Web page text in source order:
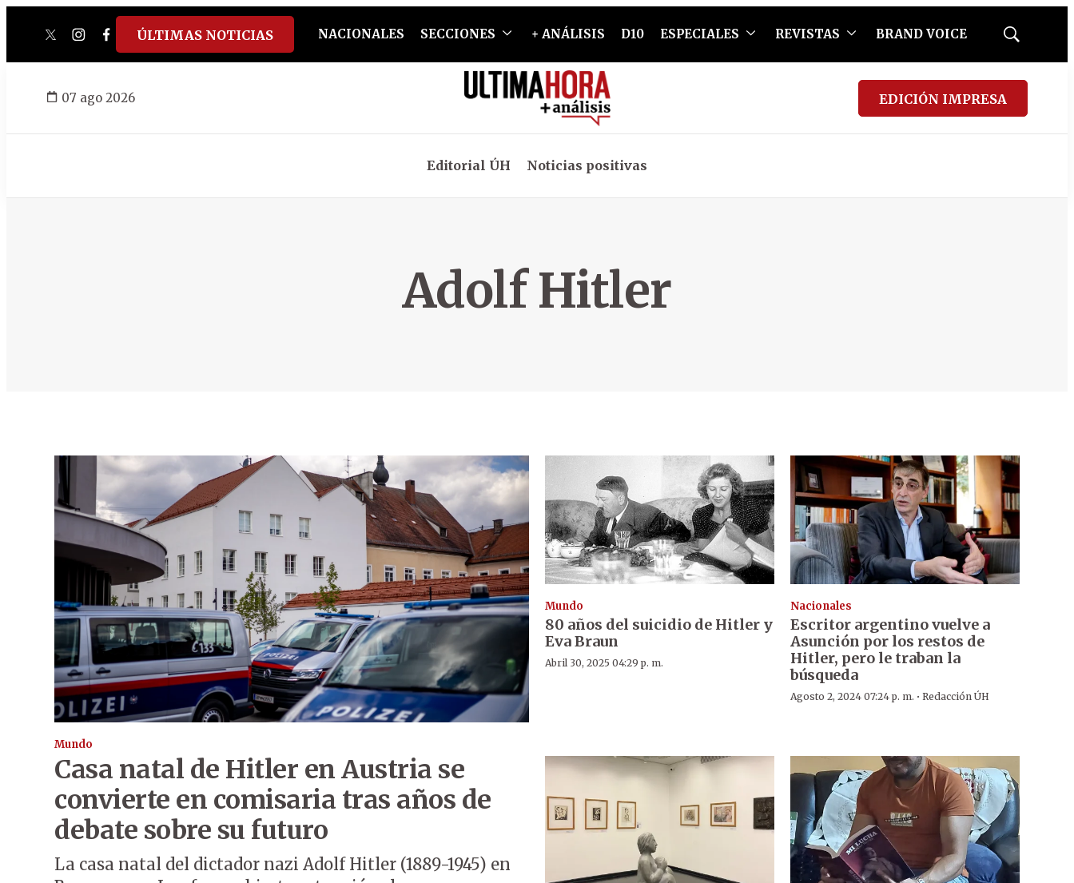
twitterinstagram
facebook
tiktokyoutube
spotify
ÚLTIMAS NOTICIAS NACIONALES SECCIONES + ANÁLISIS D10 ESPECIALES REVISTAS BRAND VOICE
Mostrar
07 ago 2026 EDICIÓN IMPRESA
Editorial ÚH Noticias positivas
Adolf Hitler
Mundo
Casa natal de Hitler en Austria se
convierte en comisaria tras años de
debate sobre su futuro
La casa natal del dictador nazi Adolf Hitler (1889-1945) en
Mundo
80 años del suicidio de Hitler y
Eva Braun
Abril 30, 2025 04:29 p. m.
Nacionales
Escritor argentino vuelve a
Asunción por los restos de
Hitler, pero le traban la
búsqueda
Agosto 2, 2024 07:24 p. m. · Redacción ÚH